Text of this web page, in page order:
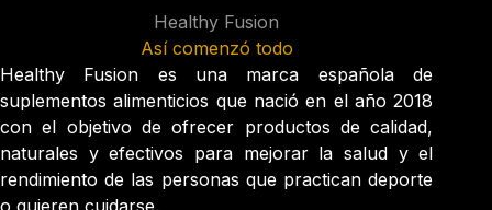
Healthy Fusion
Así comenzó todo
Healthy Fusion es una marca española de
suplementos alimenticios que nació en el año 2018
con el objetivo de ofrecer productos de calidad,
naturales y efectivos para mejorar la salud y el
rendimiento de las personas que practican deporte